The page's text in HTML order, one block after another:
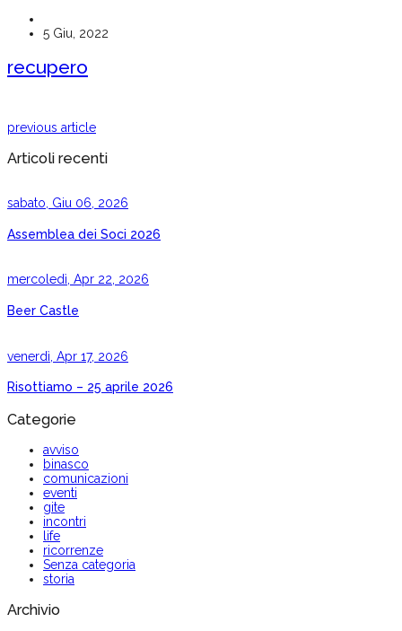
5 Giu, 2022
recupero
previous article
Articoli recenti
sabato, Giu 06, 2026
Assemblea dei Soci 2026
mercoledì, Apr 22, 2026
Beer Castle
venerdì, Apr 17, 2026
Risottiamo – 25 aprile 2026
Categorie
avviso
binasco
comunicazioni
eventi
gite
incontri
life
ricorrenze
Senza categoria
storia
Archivio